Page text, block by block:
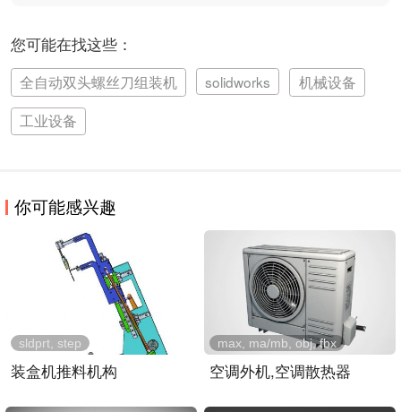
您可能在找这些：
全自动双头螺丝刀组装机 solidworks
机械设备
工业设备
你可能感兴趣
装盒机推料机构
sldprt, step
空调外机,空调散热器
max, ma/mb, obj, fbx